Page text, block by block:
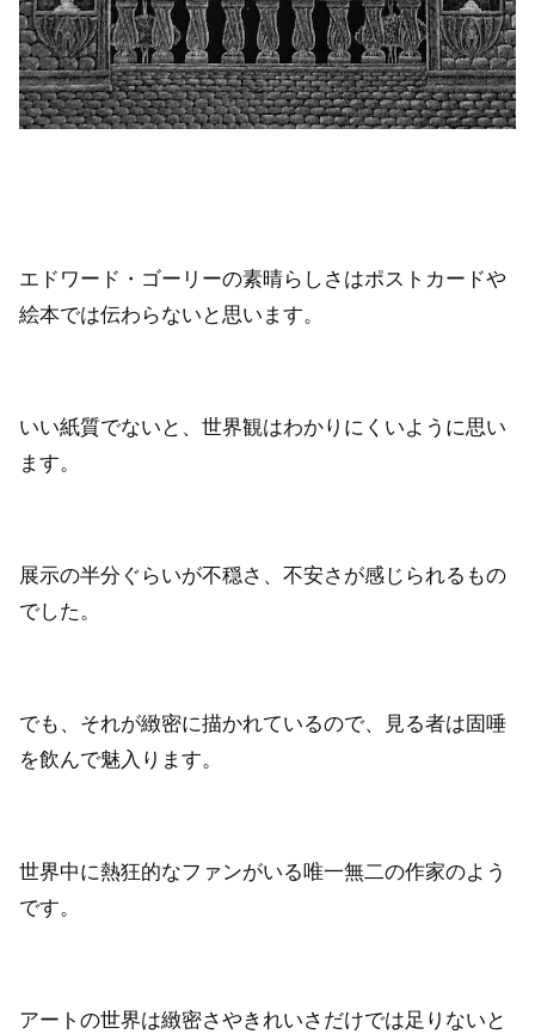
エドワード・ゴーリーの素晴らしさはポストカードや
絵本では伝わらないと思います。
いい紙質でないと、世界観はわかりにくいように思い
ます。
展示の半分ぐらいが不穏さ、不安さが感じられるもの
でした。
でも、それが緻密に描かれているので、見る者は固唾
を飲んで魅入ります。
世界中に熱狂的なファンがいる唯一無二の作家のよう
です。
アートの世界は緻密さやきれいさだけでは足りないと